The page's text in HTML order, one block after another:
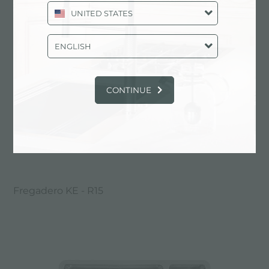
Fregadero KE - R15
UNITED STATES
ENGLISH
CONTINUE